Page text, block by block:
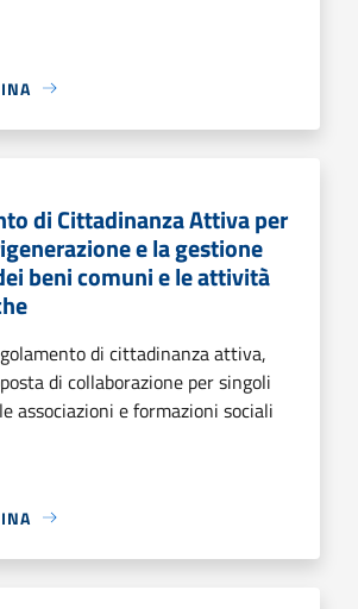
di Cittadinanza Attiva per
e la gestione
beni comuni e le attività
di cittadinanza attiva,
di collaborazione per singoli
associazioni e formazioni sociali